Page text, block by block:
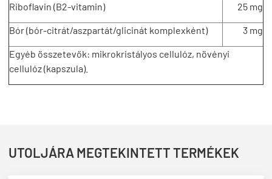
Riboflavin (B2-vitamin) 25 mg
Bór (bór-citrát/aszpartát/glicinát komplexként) 3 mg
Egyéb összetevők: mikrokristályos cellulóz, növényi
cellulóz (kapszula).
UTOLJÁRA MEGTEKINTETT TERMÉKEK